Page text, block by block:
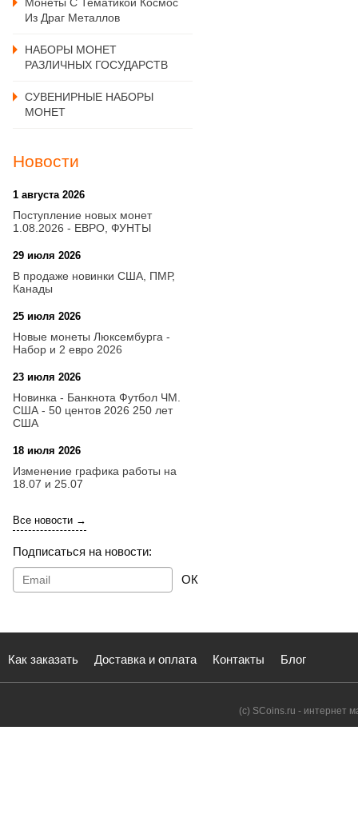
Из Драг Металлов
НАБОРЫ МОНЕТ
РАЗЛИЧНЫХ ГОСУДАРСТВ
СУВЕНИРНЫЕ НАБОРЫ
МОНЕТ
Новости
1 августа 2026
Поступление новых монет
1.08.2026 - ЕВРО, ФУНТЫ
29 июля 2026
В продаже новинки США, ПМР,
Канады
25 июля 2026
Новые монеты Люксембурга -
Набор и 2 евро 2026
23 июля 2026
Новинка - Банкнота Футбол ЧМ.
США - 50 центов 2026 250 лет
США
18 июля 2026
Изменение графика работы на
18.07 и 25.07
Все новости →
Подписаться на новости:
ОК
Как заказать Доставка и оплата Контакты Блог
(с) SCoins.ru - интернет